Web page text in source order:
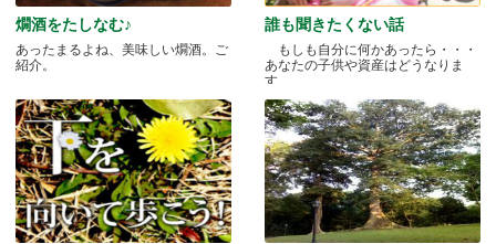
燗酒をたしなむ♪
あったまるよね、美味しい燗酒。ご
紹介。
誰も聞きたくない話
もしも自分に何かあったら・・・
あなたの子供や資産はどうなりま
す.....